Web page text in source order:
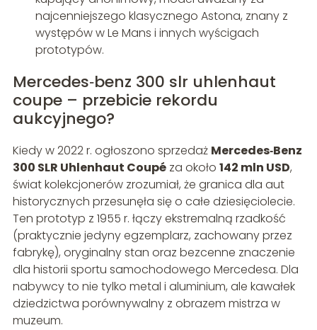
najcenniejszego klasycznego Astona, znany z
występów w Le Mans i innych wyścigach
prototypów.
Mercedes‑benz 300 slr uhlenhaut
coupe – przebicie rekordu
aukcyjnego?
Kiedy w 2022 r. ogłoszono sprzedaż Mercedes‑Benz
300 SLR Uhlenhaut Coupéza około 142 mln USD,
świat kolekcjonerów zrozumiał, że granica dla aut
historycznych przesunęła się o całe dziesięciolecie.
Ten prototyp z 1955 r. łączy ekstremalną rzadkość
(praktycznie jedyny egzemplarz, zachowany przez
fabrykę), oryginalny stan oraz bezcenne znaczenie
dla historii sportu samochodowego Mercedesa. Dla
nabywcy to nie tylko metal i aluminium, ale kawałek
dziedzictwa porównywalny z obrazem mistrza w
muzeum.